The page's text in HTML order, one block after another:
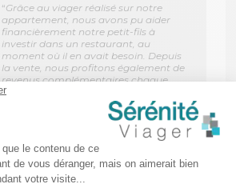
“Grâce au viager réalisé sur notre
appartement, nous avons pu aider
financièrement notre petit-fils à
investir dans un restaurant, au
moment où il en avait besoin. Depuis
la vente, nous profitons également de
revenus complémentaires chaque
mois pour nous permettre de vivre
- Christiane et Louis (Nice)